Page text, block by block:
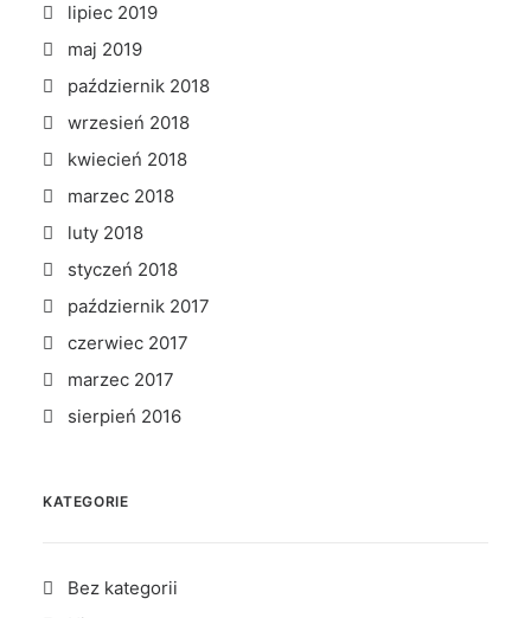
lipiec 2019
maj 2019
październik 2018
wrzesień 2018
kwiecień 2018
marzec 2018
luty 2018
styczeń 2018
październik 2017
czerwiec 2017
marzec 2017
sierpień 2016
KATEGORIE
Bez kategorii